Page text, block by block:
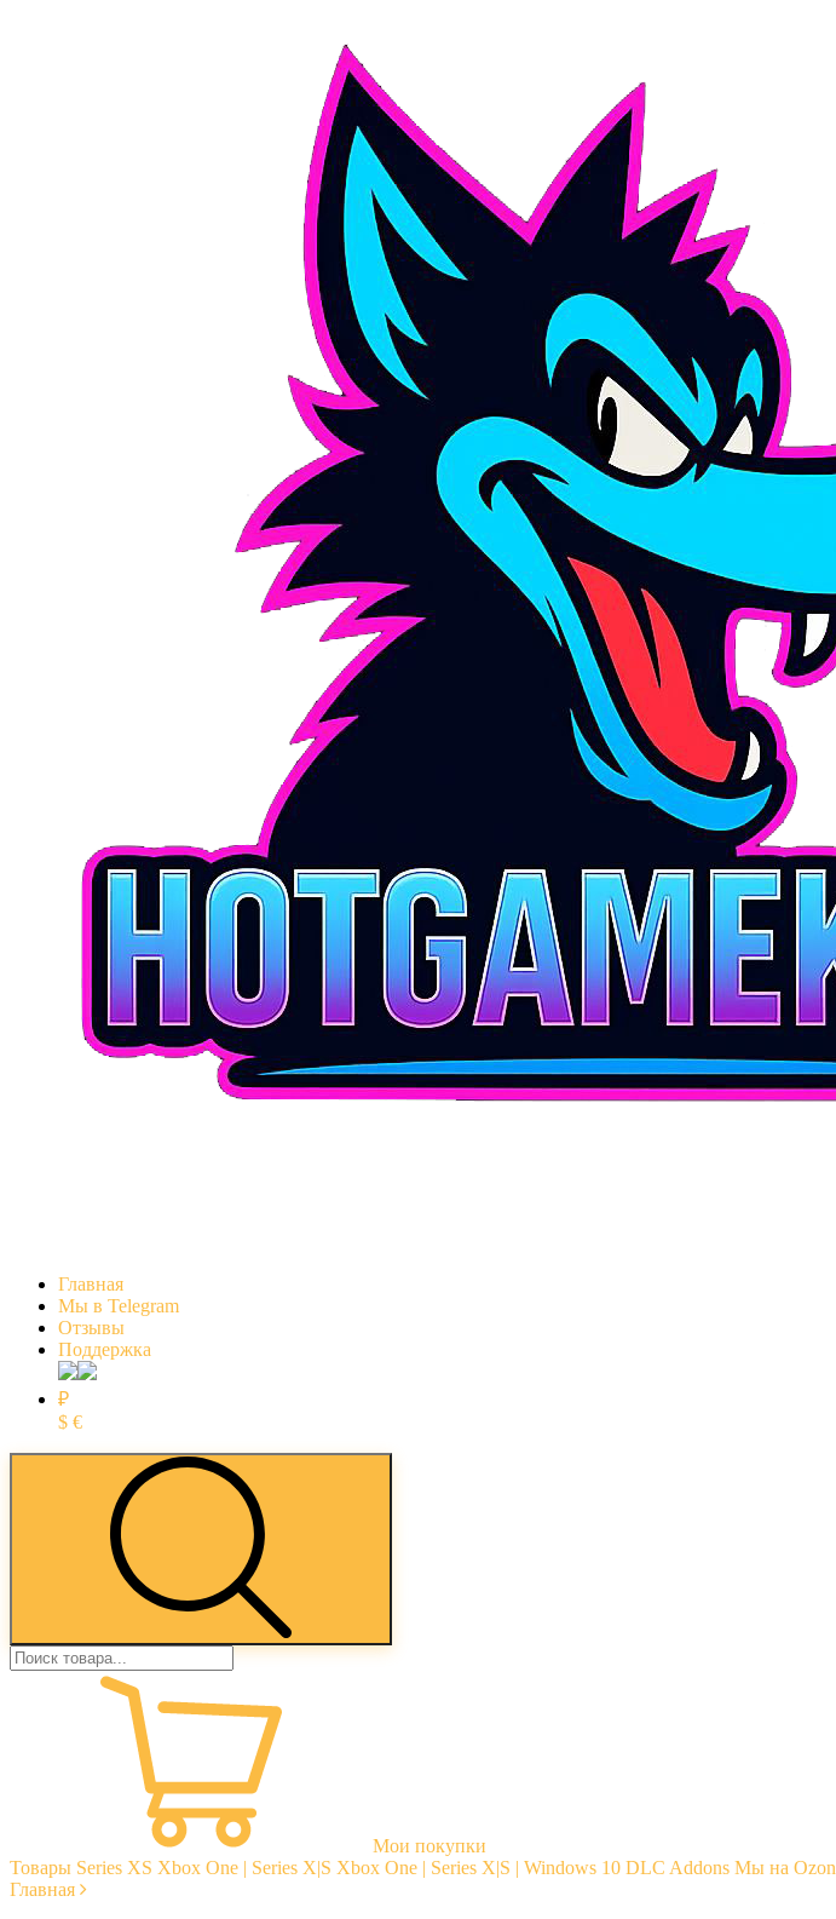
Главная
Мы в Telegram
Отзывы
Поддержка
₽
$ €
Мои покупки
Товары Series XS Xbox One | Series X|S Xbox One | Series X|S | Windows 10 DLC Addons Мы на Ozon
Главная